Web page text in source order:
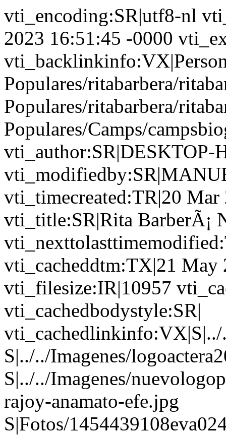
vti_encoding:SR|utf8-nl
2023 16:51:45 -0000
Populares/ritabarbera/
Populares/ritabarbera/
Populares/Camps/
vti_author:SR|DESKTOP-
vti_timecreated:TR|20
vti_title:SR|Rita BarberÃ¡
vti_cacheddtm:TX|21 May
vti_filesize:IR|10957
vti_cachedbodystyle:SR|
S|../../Imagenes/
S|../../Imagenes/
rajoy-anamato-efe.jpg
S|Fotos/